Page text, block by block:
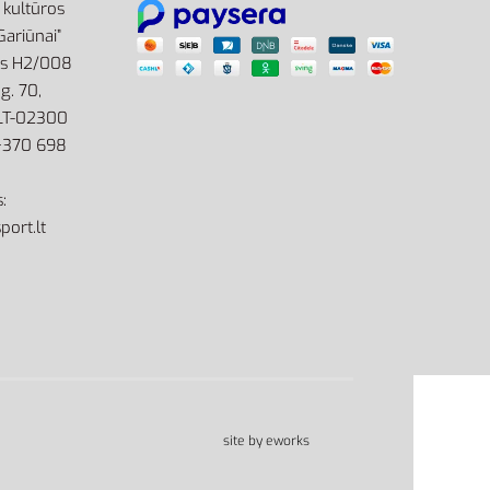
H2/008
70,
02300
698
site by eworks